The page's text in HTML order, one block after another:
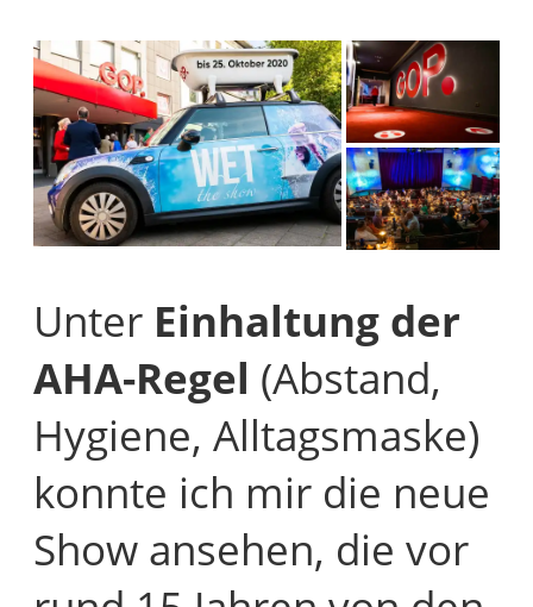
Unter Einhaltung der
AHA-Regel (Abstand,
Hygiene, Alltagsmaske)
konnte ich mir die neue
Show ansehen, die vor